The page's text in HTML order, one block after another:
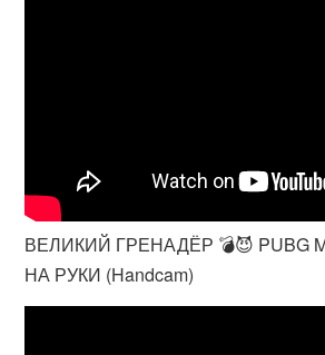
ВЕЛИКИЙ ГРЕНАДЁР 💣😈 PUBG
НА РУКИ (Handcam)